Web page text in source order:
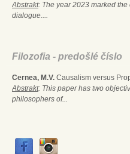
Abstrakt: The year 2023 marked
dialogue....
Filozofia - predošlé číslo
Cernea, M.V. Causalism versus
Abstrakt: This paper has two
philosophers of...